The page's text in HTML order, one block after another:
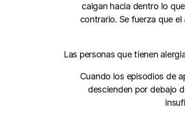
caigan hacia dentro lo
contrario. Se fuerza que
Las personas que tienen
Cuando los episodios de
descienden por debajo